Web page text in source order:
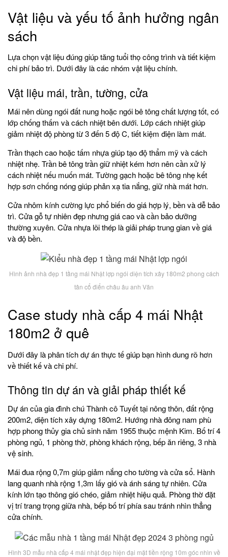
Vật liệu và yếu tố ảnh hưởng ngân
sách
Lựa chọn vật liệu đúng giúp tăng tuổi thọ công trình và tiết kiệm
chi phí bảo trì. Dưới đây là các nhóm vật liệu chính.
Vật liệu mái, trần, tường, cửa
Mái nên dùng ngói đất nung hoặc ngói bê tông chất lượng tốt, có
lớp chống thấm và cách nhiệt bên dưới. Lớp cách nhiệt giúp
giảm nhiệt độ phòng từ 3 đến 5 độ C, tiết kiệm điện làm mát.
Trần thạch cao hoặc tấm nhựa giúp tạo độ thẩm mỹ và cách
nhiệt nhẹ. Trần bê tông trần giữ nhiệt kém hơn nên cần xử lý
cách nhiệt nếu muốn mát. Tường gạch hoặc bê tông nhẹ kết
hợp sơn chống nóng giúp phản xạ tia nắng, giữ nhà mát hơn.
Cửa nhôm kính cường lực phổ biến do giá hợp lý, bền và dễ bảo
trì. Cửa gỗ tự nhiên đẹp nhưng giá cao và cần bảo dưỡng
thường xuyên. Cửa nhựa lõi thép là giải pháp trung gian về giá
và độ bền.
Hình ảnh nhà đẹp 1 tầng mái Nhật lợp ngói diện tích xây 180m2 phong cách
tân cổ điển châu âu anh Văn
Case study nhà cấp 4 mái Nhật
180m2 ở quê
Dưới đây là phân tích dự án thực tế giúp bạn hình dung rõ hơn
về thiết kế và chi phí.
Thông tin dự án và giải pháp thiết kế
Dự án của gia đình chú Thành cô Tuyết tại nông thôn, đất rộng
200m2, diện tích xây dựng 180m2. Hướng nhà đông nam phù
hợp phong thủy gia chủ sinh năm 1955 thuộc mệnh Kim. Bố trí 4
phòng ngủ, 1 phòng thờ, phòng khách rộng, bếp ăn riêng, 3 nhà
vệ sinh.
Mái đua rộng 0,7m giúp giảm nắng cho tường và cửa sổ. Hành
lang quanh nhà rộng 1,3m lấy gió và ánh sáng tự nhiên. Cửa
kính lớn tạo thông gió chéo, giảm nhiệt hiệu quả. Phòng thờ đặt
vị trí trang trọng giữa nhà, bếp bố trí phía sau tránh nhìn thẳng
cửa chính.
Hình 3D mẫu nhà cấp 4 mái nhật đẹp hiện đại mặt tiền rộng 10m góc nhìn về